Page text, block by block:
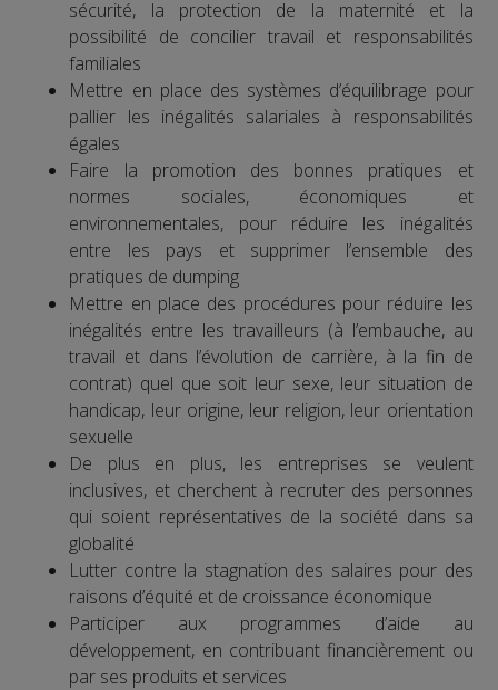
sécurité, la protection de la maternité et la
possibilité de concilier travail et responsabilités
familiales
Mettre en place des systèmes d’équilibrage pour
pallier les inégalités salariales à responsabilités
égales
Faire la promotion des bonnes pratiques et
normes sociales, économiques et
environnementales, pour réduire les inégalités
entre les pays et supprimer l’ensemble des
pratiques de dumping
Mettre en place des procédures pour réduire les
inégalités entre les travailleurs (à l’embauche, au
travail et dans l’évolution de carrière, à la fin de
contrat) quel que soit leur sexe, leur situation de
handicap, leur origine, leur religion, leur orientation
sexuelle
De plus en plus, les entreprises se veulent
inclusives, et cherchent à recruter des personnes
qui soient représentatives de la société dans sa
globalité
Lutter contre la stagnation des salaires pour des
raisons d’équité et de croissance économique
Participer aux programmes d’aide au
développement, en contribuant financièrement ou
par ses produits et services